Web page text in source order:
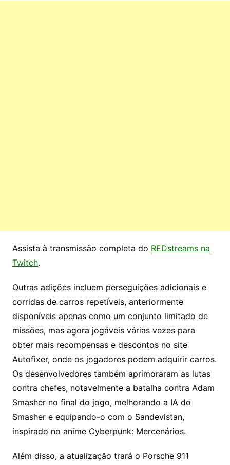
Assista à transmissão completa do REDstreams na
Twitch.
Outras adições incluem perseguições adicionais e
corridas de carros repetíveis, anteriormente
disponíveis apenas como um conjunto limitado de
missões, mas agora jogáveis várias vezes para
obter mais recompensas e descontos no site
Autofixer, onde os jogadores podem adquirir carros.
Os desenvolvedores também aprimoraram as lutas
contra chefes, notavelmente a batalha contra Adam
Smasher no final do jogo, melhorando a IA do
Smasher e equipando-o com o Sandevistan,
inspirado no anime Cyberpunk: Mercenários.
Além disso, a atualização trará o Porsche 911